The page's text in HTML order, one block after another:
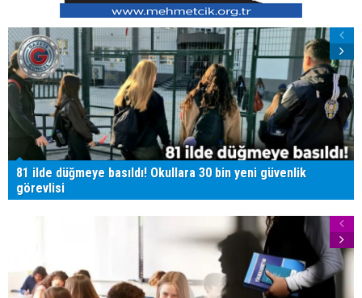
81 ilde düğmeye basıldı! Okullara 30 bin yeni güvenlik
görevlisi